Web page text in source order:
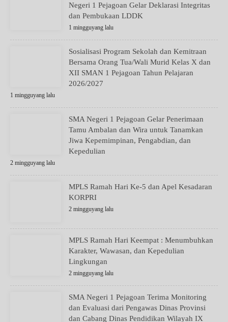
Negeri 1 Pejagoan Gelar Deklarasi Integritas
dan Pembukaan LDDK
1 mingguyang lalu
Sosialisasi Program Sekolah dan Kemitraan
Bersama Orang Tua/Wali Murid Kelas X dan
XII SMAN 1 Pejagoan Tahun Pelajaran
2026/2027
1 mingguyang lalu
SMA Negeri 1 Pejagoan Gelar Penerimaan
Tamu Ambalan dan Wira untuk Tanamkan
Jiwa Kepemimpinan, Pengabdian, dan
Kepedulian
2 mingguyang lalu
MPLS Ramah Hari Ke-5 dan Apel Kesadaran
KORPRI
2 mingguyang lalu
MPLS Ramah Hari Keempat : Menumbuhkan
Karakter, Wawasan, dan Kepedulian
Lingkungan
2 mingguyang lalu
SMA Negeri 1 Pejagoan Terima Monitoring
dan Evaluasi dari Pengawas Dinas Provinsi
dan Cabang Dinas Pendidikan Wilayah IX